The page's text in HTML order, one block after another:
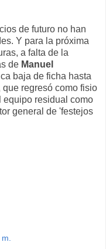
de futuro no han
Y para la próxima
a falta de la
de Manuel
baja de ficha hasta
que regresó como fisio
equipo residual como
general de 'festejos